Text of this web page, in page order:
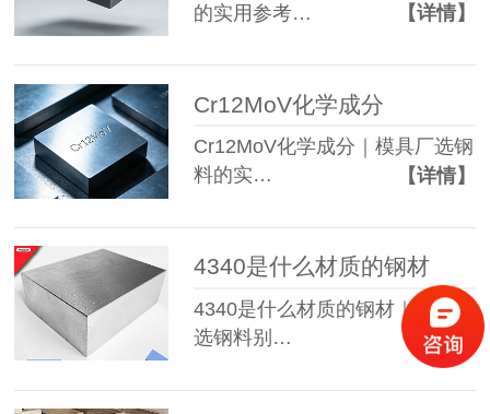
的实用参考…
【详情】
Cr12MoV化学成分
Cr12MoV化学成分｜模具厂选钢
料的实…
【详情】
4340是什么材质的钢材
4340是什么材质的钢材｜模具厂
选钢料别…
【详情】